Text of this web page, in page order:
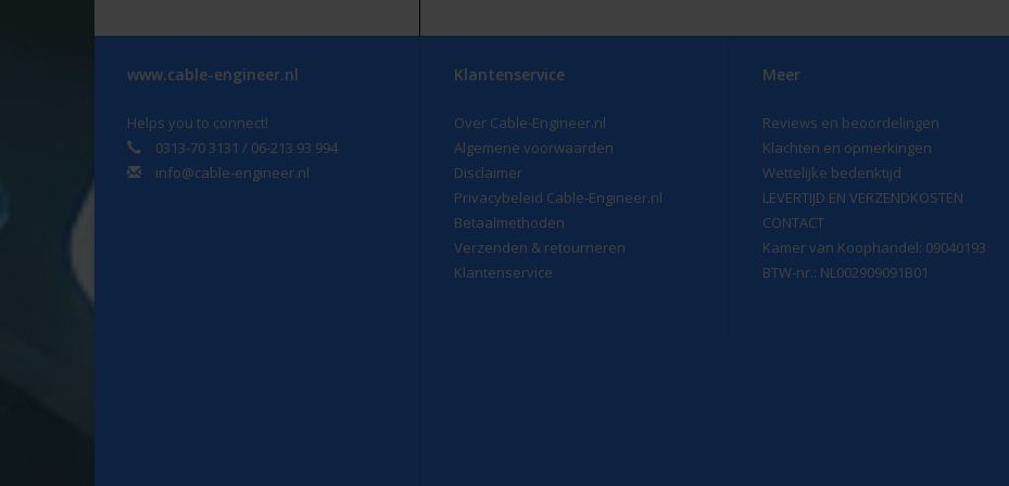
www.cable-engineer.nl
Helps you to connect!
0313-70 3131 / 06-213 93 994
info@cable-engineer.nl
Klantenservice
Over Cable-Engineer.nl
Algemene voorwaarden
Disclaimer
Privacybeleid Cable-Engineer.nl
Betaalmethoden
Verzenden & retourneren
Klantenservice
Meer
Reviews en beoordelingen
Klachten en opmerkingen
Wettelijke bedenktijd
LEVERTIJD EN VERZENDKOSTEN
CONTACT
Kamer van Koophandel: 09040193
BTW-nr.: NL002909091B01